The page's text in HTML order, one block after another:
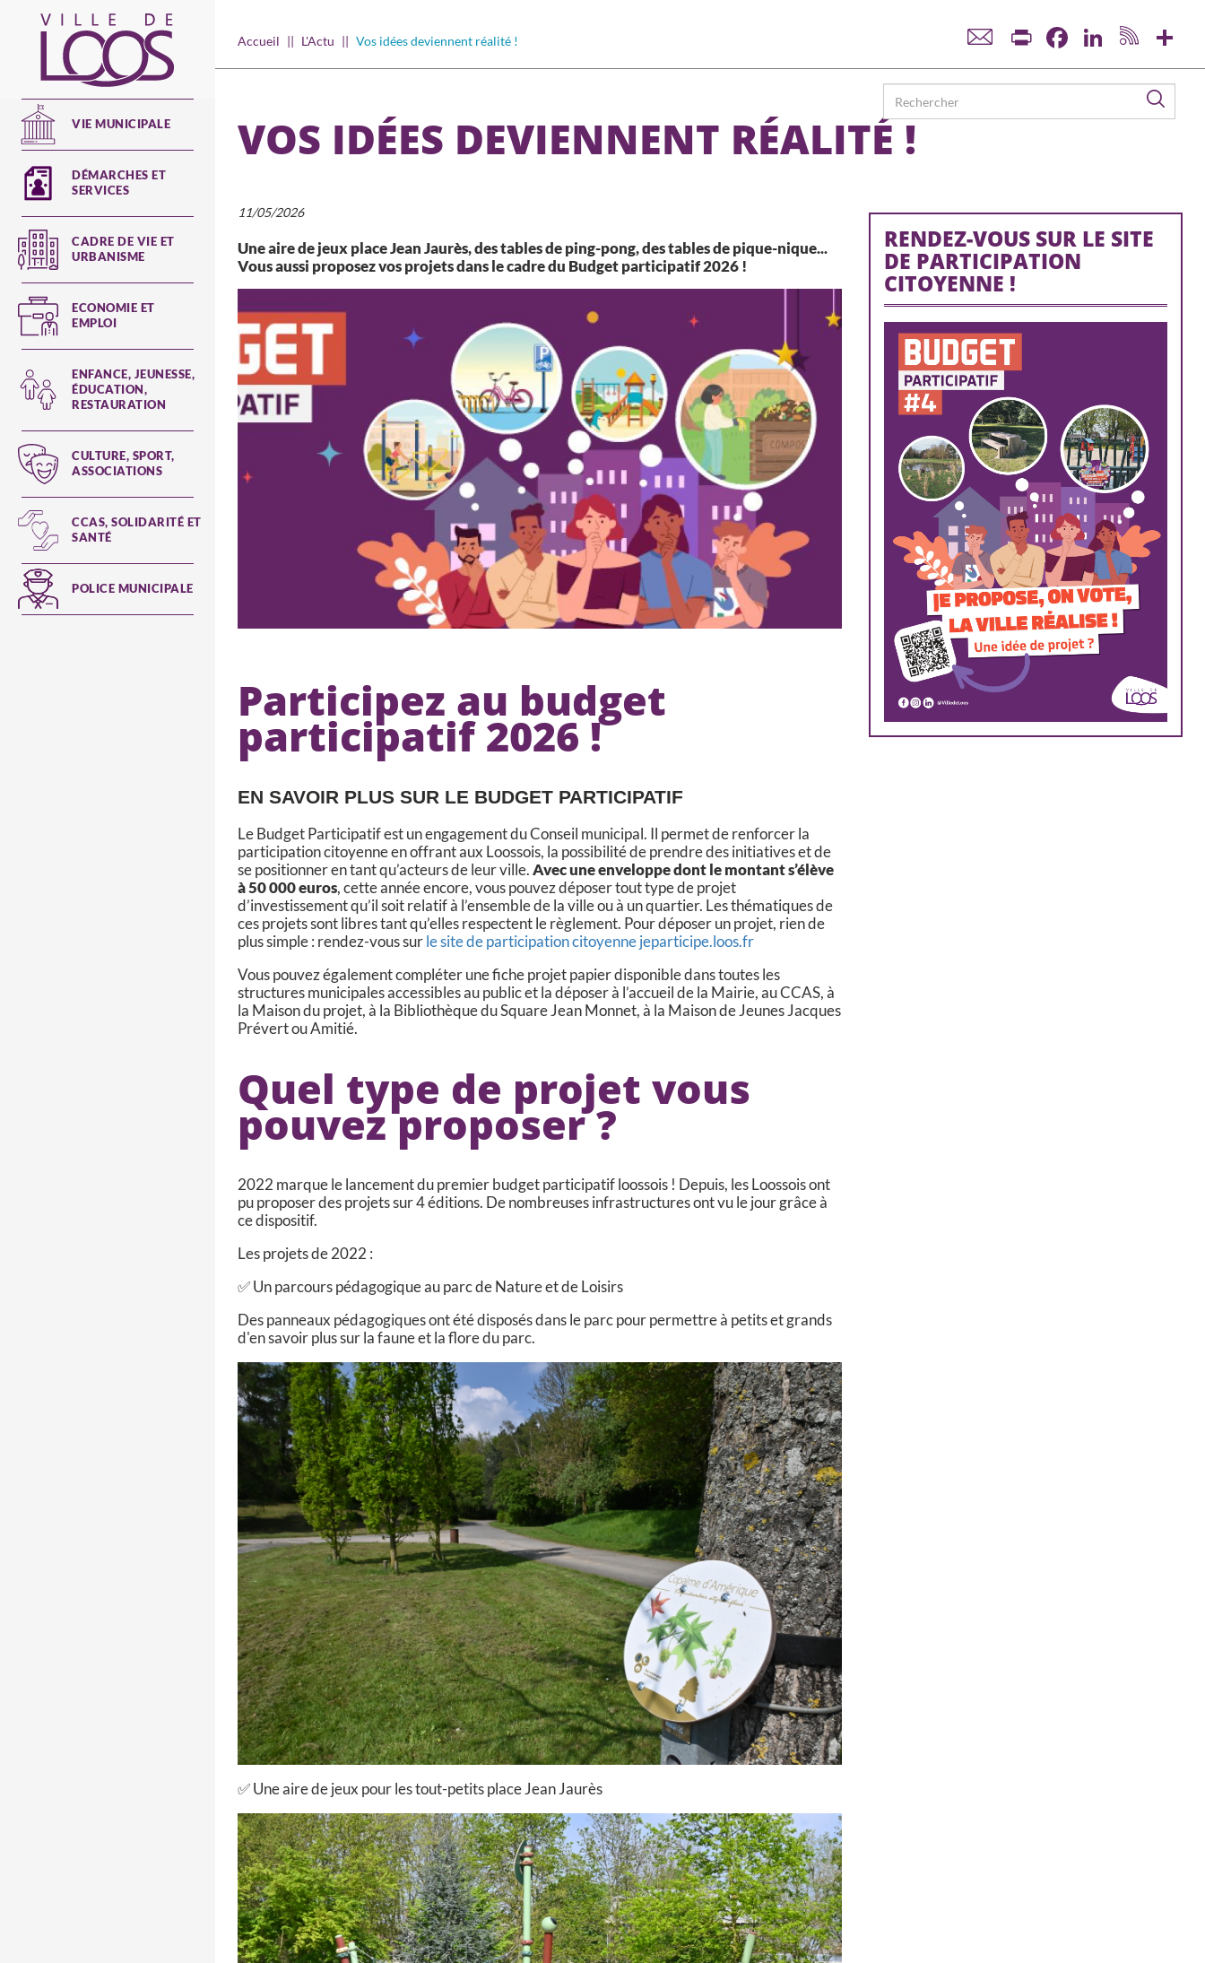
principal
Main
navigation
VIE MUNICIPALE
DÉMARCHES ET
SERVICES
CADRE DE VIE ET
URBANISME
ECONOMIE ET
EMPLOI
ENFANCE, JEUNESSE,
ÉDUCATION,
RESTAURATION
CULTURE, SPORT,
ASSOCIATIONS
CCAS, SOLIDARITÉ ET
SANTÉ
POLICE MUNICIPALE
Accueil L'Actu Vos idées deviennent réalité ! Print FacebookLinkedIn
VOS IDÉES DEVIENNENT RÉALITÉ !
11/05/2026
Une aire de jeux place Jean Jaurès, des tables de ping-pong, des tables de pique-nique...
Vous aussi proposez vos projets dans le cadre du Budget participatif 2026 !
Participez au budget
participatif 2026 !
EN SAVOIR PLUS SUR LE BUDGET PARTICIPATIF
Le Budget Participatif est un engagement du Conseil municipal. Il permet de renforcer la
participation citoyenne en offrant aux Loossois, la possibilité de prendre des initiatives et de
se positionner en tant qu’acteurs de leur ville.Avec une enveloppe dont le montant s’élève
à 50 000 euros, cette année encore, vous pouvez déposer tout type de projet
d’investissement qu’il soit relatif à l’ensemble de la ville ou à un quartier. Les thématiques de
ces projets sont libres tant qu’elles respectent le règlement. Pour déposer un projet, rien de
plus simple : rendez-vous surle site de participation citoyenne jeparticipe.loos.fr
Vous pouvez également compléter une fiche projet papier disponible dans toutes les
structures municipales accessibles au public et la déposer à l’accueil de la Mairie, au CCAS, à
la Maison du projet, à la Bibliothèque du Square Jean Monnet, à la Maison de Jeunes Jacques
Prévert ou Amitié.
Quel type de projet vous
pouvez proposer ?
2022 marque le lancement du premier budget participatif loossois ! Depuis, les Loossois ont
pu proposer des projets sur 4 éditions. De nombreuses infrastructures ont vu le jour grâce à
ce dispositif.
Les projets de 2022 :
✅ Un parcours pédagogique au parc de Nature et de Loisirs
Des panneaux pédagogiques ont été disposés dans le parc pour permettre à petits et grands
d'en savoir plus sur la faune et la flore du parc.
✅ Une aire de jeux pour les tout-petits place Jean Jaurès
RENDEZ-VOUS SUR LE SITE
DE PARTICIPATION
CITOYENNE !